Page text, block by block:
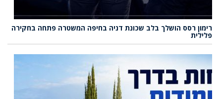
רימון רסס הושלך בלב שכונת דניה בחיפה המשטרה פתחה בחקירה
פלילית